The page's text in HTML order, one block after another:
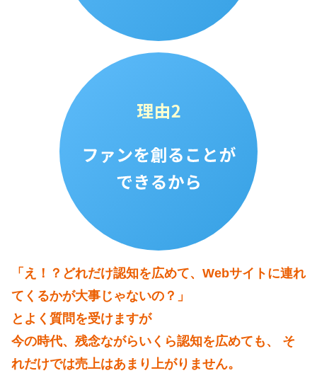
「え！？どれだけ認知を広めて、 Webサイトに連れ
てくるかが大事じゃないの？」
とよく質問を受けますが
今の時代、残念ながらいくら認知を広めても、
そ
れだけでは売上はあまり上がりません。